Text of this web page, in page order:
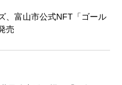
、富山市公式NFT「ゴール
売